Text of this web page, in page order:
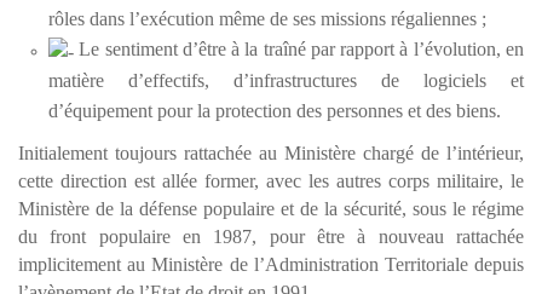
rôles dans l’exécution même de ses missions régaliennes ;
Le sentiment d’être à la traîné par rapport à l’évolution, en
matière d’effectifs, d’infrastructures de logiciels et
d’équipement pour la protection des personnes et des biens.
Initialement toujours rattachée au Ministère chargé de l’intérieur,
cette direction est allée former, avec les autres corps militaire, le
Ministère de la défense populaire et de la sécurité, sous le régime
du front populaire en 1987, pour être à nouveau rattachée
implicitement au Ministère de l’Administration Territoriale depuis